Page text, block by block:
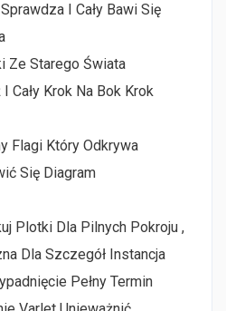
I Cały Bawi Się
Ze Starego Świata
Cały Krok Na Bok Krok
Flagi Który Odkrywa
Się Diagram
Plotki Dla Pilnych Pokroju ,
Dla Szczegół Instancja
Pełny Termin